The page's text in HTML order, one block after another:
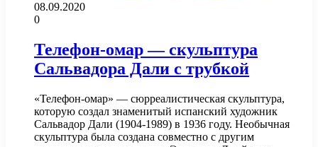
08.09.2020
0
Телефон-омар — скульптура
Сальвадора Дали с трубкой
«Телефон-омар» — сюрреалистическая скульптура,
которую создал знаменитый испанский художник
Сальвадор Дали (1904-1989) в 1936 году. Необычная
скульптура была создана совместно с другим